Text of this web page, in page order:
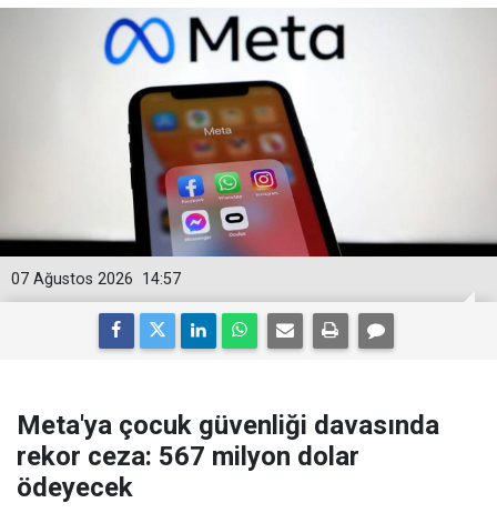
14:57
07 Ağustos 2026
Meta'ya çocuk güvenliği davasında
rekor ceza: 567 milyon dolar
ödeyecek